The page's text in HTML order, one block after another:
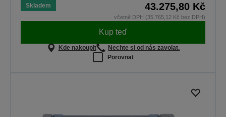
Skladem 43.275,80 Kč
včetně DPH (35.765,12 Kč bez DPH)
Kup teď
Kde nakoupit
Nechte si od nás zavolat.
Porovnat